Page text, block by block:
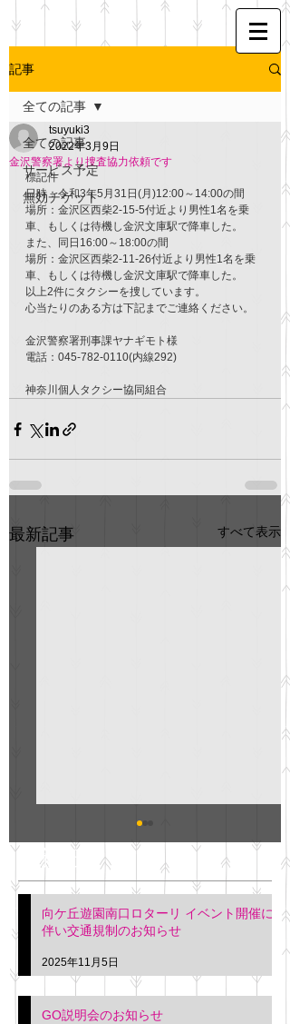
記事
全ての記事
サービス予定
無効チケット
全ての記事
金沢警察署より捜査協力依頼です
tsuyuki3
2022年3月9日
標記件
日時：令和3年5月31日(月)12:00～14:00の間
場所：金沢区西柴2-15-5付近より男性1名を乗
車、もしくは待機し金沢文庫駅で降車した。
また、同日16:00～18:00の間
場所：金沢区西柴2-11-26付近より男性1名を乗
車、もしくは待機し金沢文庫駅で降車した。
以上2件にタクシーを捜しています。
心当たりのある方は下記までご連絡ください。
金沢警察署刑事課ヤナギモト様
電話：045-782-0110(内線292)
神奈川個人タクシー協同組合
最新記事 すべて表示
明日(11月6日)午後3時～5
階会議室にてGOの説明会
を行います。 神奈川個人
タクシー協同組合 専務 佐
久間
最新記事
向ケ丘遊園南口ロターリ イベント開催に
伴い交通規制のお知らせ
2025年11月5日
GO説明会のお知らせ